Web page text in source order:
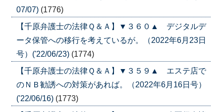
07/07) (1776)
【千原弁護士の法律Ｑ＆Ａ】▼３６０▲ デジタルデ
ータ保管への移行を考えているが。（2022年6月23日
号）('22/06/23) (1774)
【千原弁護士の法律Ｑ＆Ａ】▼３５９▲ エステ店で
のＮＢ勧誘への対策があれば。（2022年6月16日号）
('22/06/16) (1773)